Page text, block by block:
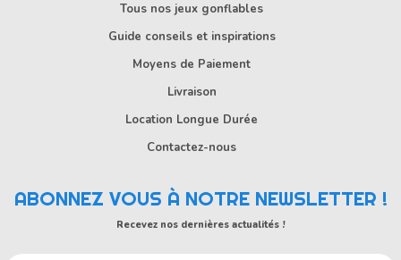
Tous nos jeux gonflables
Guide conseils et inspirations
Moyens de Paiement
Livraison
Location Longue Durée
Contactez-nous
ABONNEZ VOUS À NOTRE NEWSLETTER !
Recevez nos dernières actualités !